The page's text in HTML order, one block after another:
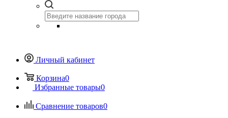
Личный кабинет
Корзина0
Избранные товары0
Сравнение товаров0